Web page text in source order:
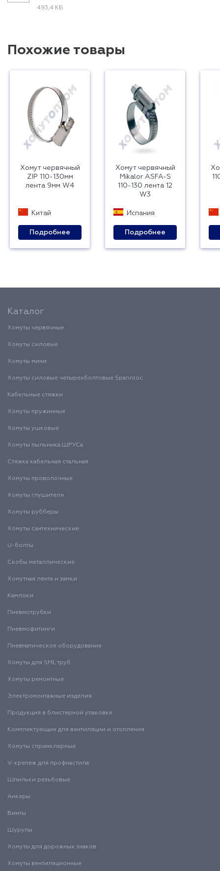
493,4 КБ
Похожие товары
Хомут червячный
ZIP 110-130мм
лента 9мм W4
Китай
Подробнее
Хомут червячный
Mikalor ASFA-S
110-130 лента 12
W3
Испания
Подробнее
Каталог
Хомуты червячные
Хомуты силовые
Хомуты мини
Хомуты силовые четырехболтовые Spannloc
Кабельные стяжки
Хомуты пружинные
Хомуты ушковые
Хомуты пыльника ШРУСа
Стяжка кабельная стальная
Хомуты проволочные
Хомуты глушителя
Хомуты рубберы
Хомуты сантехнические
U-болты
Скобы металлические
Хомутная лента и замки
Камлоки
Пневмотрубки
Пневмофитинги
Пневматическое оборудование
Хомуты для SML труб
Хомуты ремонтные
Электромонтажные изделия
Продукция в блистерной упаковке
Комплектующие для вентиляции и отопления
Хомуты спринклерные
V-крепеж для профнастила
Шпильки резьбовые
Анкеры
Винты
Шурупы
Хомуты для дорожных знаков
Хомуты вентиляционные